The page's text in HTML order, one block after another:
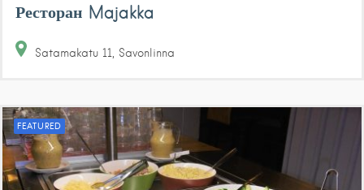
Ресторан Majakka
Satamakatu 11 Savonlinna
FEATURED